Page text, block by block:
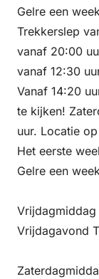
Gelre een
Trekkerslep
vanaf 20:00
vanaf 12:30
Vanaf 14:20
te kijken!
uur. Locatie
Het eerste
Gelre een
Vrijdagmiddag
Vrijdagavond